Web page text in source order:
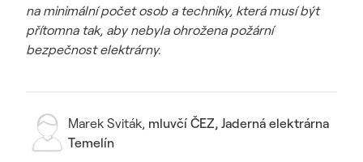
na minimální počet osob a techniky, která musí být
přítomna tak, aby nebyla ohrožena požární
bezpečnost elektrárny.
Marek Sviták, mluvčí ČEZ, Jaderná elektrárna
Temelín